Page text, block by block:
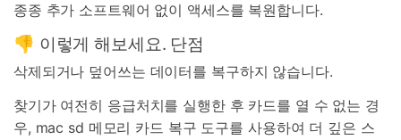
종종 추가 소프트웨어 없이 액세스를 복원합니다.
👎 이렇게 해보세요. 단점
삭제되거나 덮어쓰는 데이터를 복구하지 않습니다.
찾기가 여전히 응급처치를 실행한 후 카드를 열 수 없는 경
우, mac sd 메모리 카드 복구 도구를 사용하여 더 깊은 스